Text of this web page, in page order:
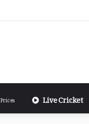
Prices Live Cricket